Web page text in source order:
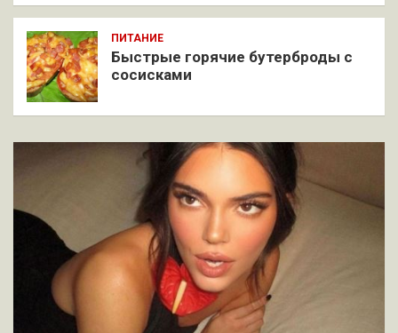
ПИТАНИЕ
Быстрые горячие бутерброды с
сосисками